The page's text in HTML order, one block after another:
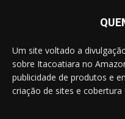
Um site voltado a
sobre Itacoatiara no
publicidade de produtos e
criação de sites e cobertura